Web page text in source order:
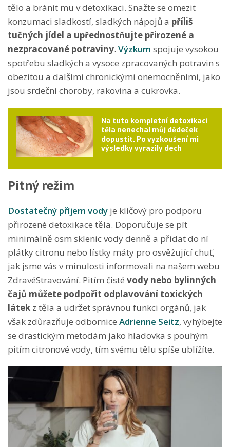
tělo a bránit mu v detoxikaci. Snažte se omezit
konzumaci sladkostí, sladkých nápojů a příliš
tučných jídel a upřednostňujte přirozené a
nezpracované potraviny. Výzkum spojuje vysokou
spotřebu sladkých a vysoce zpracovaných potravin s
obezitou a dalšími chronickými onemocněními, jako
jsou srdeční choroby, rakovina a cukrovka.
Na tuto kompletní detoxikaci
těla nenechal můj dědeček
dopustit. Po vyzkoušení mi
výsledky vyrazily dech
Pitný režim
Dostatečný příjem vody je klíčový pro podporu
přirozené detoxikace těla. Doporučuje se pít
minimálně osm sklenic vody denně a přidat do ní
plátky citronu nebo lístky máty pro osvěžující chuť,
jak jsme vás v minulosti informovali na našem webu
ZdravéStravování. Pitím čisté vody nebo bylinných
čajů můžete podpořit odplavování toxických
látek z těla a udržet správnou funkci orgánů, jak
však zdůrazňuje odbornice Adrienne Seitz, vyhýbejte
se drastickým metodám jako hladovka s pouhým
pitím citronové vody, tím svému tělu spíše ublížíte.